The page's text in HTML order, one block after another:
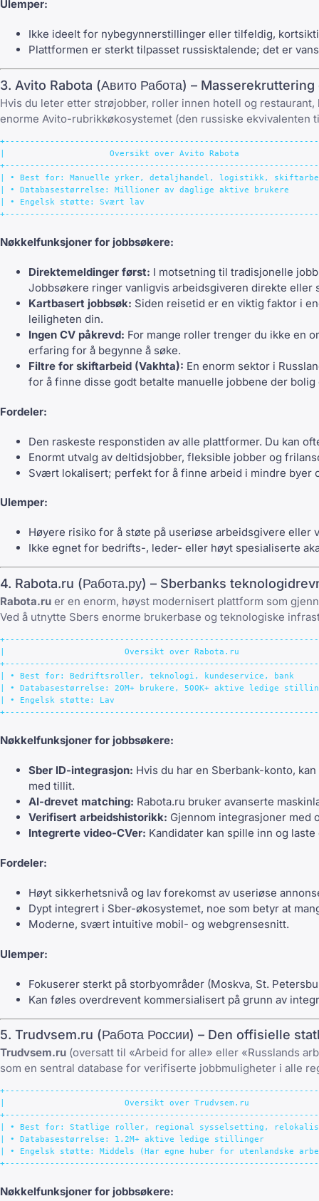
Ulemper:
Ikke ideelt for nybegynnerstillinger eller tilfeldig,
Plattformen er sterkt tilpasset russisktalende; det er
3. Avito Rabota (Авито Работа) –
Hvis du leter etter strøjobber, roller innen hotell og
enorme Avito-rubrikkøkosystemet (den russiske ekvivalenten
|                     Oversikt over Avito Rabota
| • Best for: Manuelle yrker, detaljhandel, logistikk,
| • Databasestørrelse: Millioner av daglige aktive brukere
| • Engelsk støtte: Svært lav
Nøkkelfunksjoner for jobbsøkere:
Direktemeldinger først: I motsetning til tradisjonelle
Jobbsøkere ringer vanligvis arbeidsgiveren direkte eller
Kartbasert jobbsøk: Siden reisetid er en viktig faktor i
leiligheten din.
Ingen CV påkrevd: For mange roller trenger du ikke en
erfaring for å begynne å søke.
Filtre for skiftarbeid (Vakhta): En enorm sektor i
for å finne disse godt betalte manuelle jobbene der
Fordeler:
Den raskeste responstiden av alle plattformer. Du kan
Enormt utvalg av deltidsjobber, fleksible jobber og
Svært lokalisert; perfekt for å finne arbeid i mindre byer
Ulemper:
Høyere risiko for å støte på useriøse arbeidsgivere eller
Ikke egnet for bedrifts-, leder- eller høyt spesialiserte
4. Rabota.ru (Работа.ру) – Sberbanks
Rabota.ru er en enorm, høyst modernisert plattform som
Ved å utnytte Sbers enorme brukerbase og teknologiske
|                        Oversikt over Rabota.ru
| • Best for: Bedriftsroller, teknologi, kundeservice, bank
| • Databasestørrelse: 20M+ brukere, 500K+ aktive ledige
| • Engelsk støtte: Lav
Nøkkelfunksjoner for jobbsøkere:
Sber ID-integrasjon: Hvis du har en Sberbank-konto,
med tillit.
AI-drevet matching: Rabota.ru bruker avanserte
Verifisert arbeidshistorikk: Gjennom integrasjoner med
Integrerte video-CVer: Kandidater kan spille inn og
Fordeler:
Høyt sikkerhetsnivå og lav forekomst av useriøse
Dypt integrert i Sber-økosystemet, noe som betyr at
Moderne, svært intuitive mobil- og webgrensesnitt.
Ulemper:
Fokuserer sterkt på storbyområder (Moskva, St.
Kan føles overdrevent kommersialisert på grunn av
5. Trudvsem.ru (Работа России) – Den offisielle
Trudvsem.ru (oversatt til «Arbeid for alle» eller «Russlands
som en sentral database for verifiserte jobbmuligheter i alle
|                        Oversikt over Trudvsem.ru
| • Best for: Statlige roller, regional sysselsetting,
| • Databasestørrelse: 1.2M+ aktive ledige stillinger
| • Engelsk støtte: Middels (Har egne huber for utenlandske
Nøkkelfunksjoner for jobbsøkere: